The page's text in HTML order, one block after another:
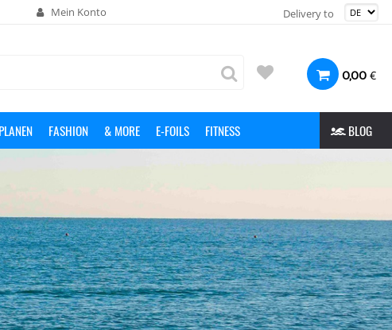
Mein Konto Delivery to
0,00 €
FASHION & MORE E-FOILS FITNESS BLOG